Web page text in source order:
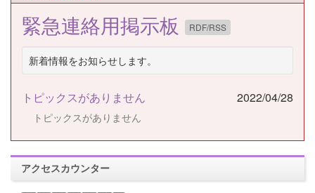
緊急連絡用掲示板 RDF/RSS
新着情報をお知らせします。
トピックスがありません 2022/04/28
トピックスがありません
アクセスカウンター